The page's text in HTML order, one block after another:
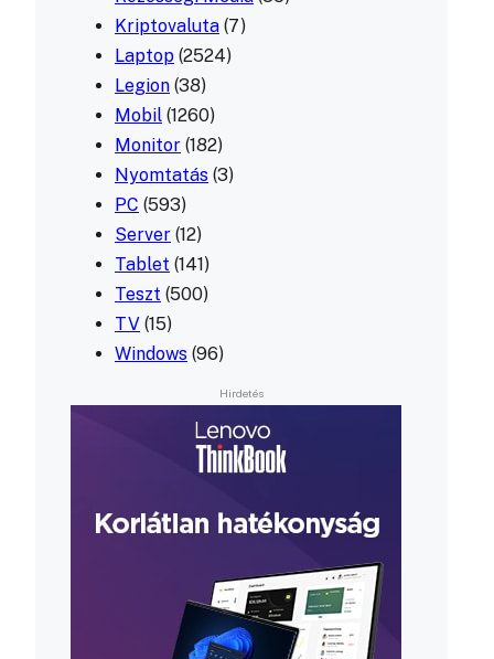
Kriptovaluta (7)
Laptop (2524)
Legion (38)
Mobil (1260)
Monitor (182)
Nyomtatás (3)
PC (593)
Server (12)
Tablet (141)
Teszt (500)
TV (15)
Windows (96)